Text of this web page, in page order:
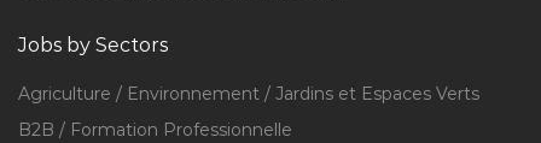
Jobs by Sectors
Agriculture / Environnement / Jardins et Espaces Verts
B2B / Formation Professionnelle